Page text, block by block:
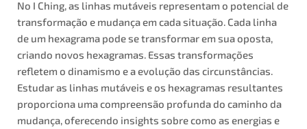
No I Ching, as linhas mutáveis representam o potencial de
transformação e mudança em cada situação. Cada linha
de um hexagrama pode se transformar em sua oposta,
criando novos hexagramas. Essas transformações
refletem o dinamismo e a evolução das circunstâncias.
Estudar as linhas mutáveis e os hexagramas resultantes
proporciona uma compreensão profunda do caminho da
mudança, oferecendo insights sobre como as energias e